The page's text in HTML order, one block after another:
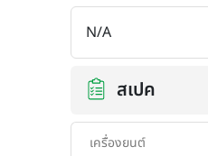
N/A
สเปค
เครื่องยนต์